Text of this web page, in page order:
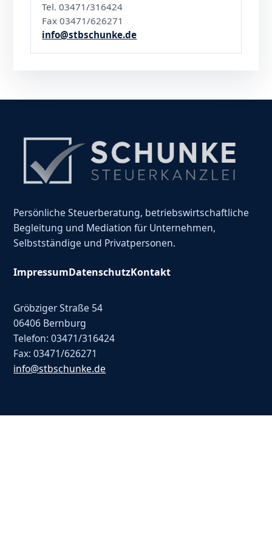
Tel. 03471/316424
Fax 03471/626271
info@stbschunke.de
Persönliche Steuerberatung, betriebswirtschaftliche
Begleitung und Mediation für Unternehmen,
Selbstständige und Privatpersonen.
ImpressumDatenschutzKontakt
Gröbziger Straße 54
06406 Bernburg
Telefon: 03471/316424
Fax: 03471/626271
info@stbschunke.de